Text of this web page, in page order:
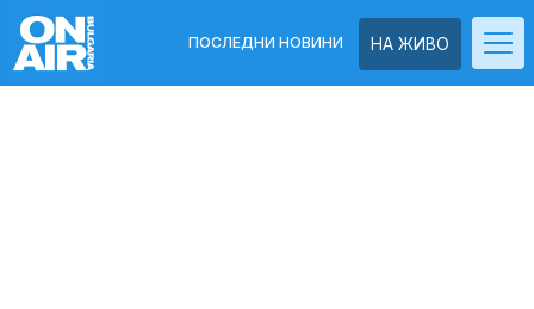
НА ЖИВО
ПОСЛЕДНИ НОВИНИ